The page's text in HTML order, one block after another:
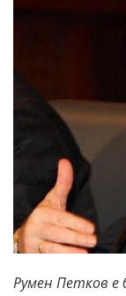
Румен Петков е